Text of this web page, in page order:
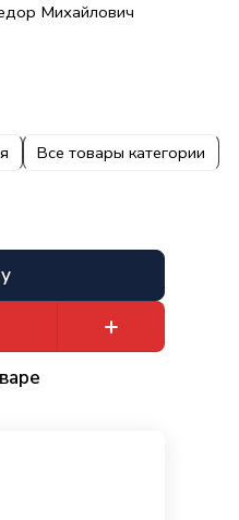
Михайлович
Все товары категории